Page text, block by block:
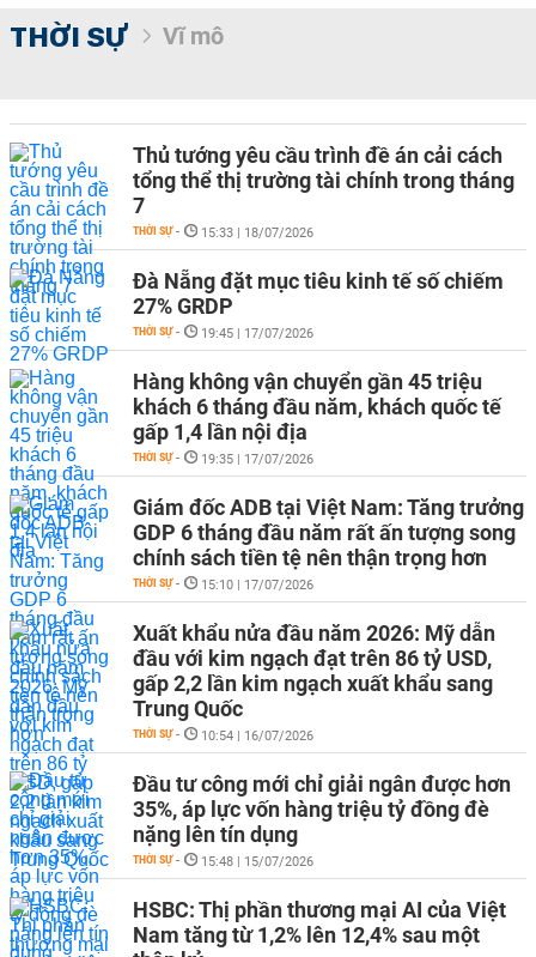
THỜI SỰ Vĩ mô
Thủ tướng yêu cầu trình đề án cải cách
tổng thể thị trường tài chính trong tháng
7
THỜI SỰ - 15:33 | 18/07/2026
Đà Nẵng đặt mục tiêu kinh tế số chiếm
27% GRDP
THỜI SỰ - 19:45 | 17/07/2026
Hàng không vận chuyển gần 45 triệu
khách 6 tháng đầu năm, khách quốc tế
gấp 1,4 lần nội địa
THỜI SỰ - 19:35 | 17/07/2026
Giám đốc ADB tại Việt Nam: Tăng trưởng
GDP 6 tháng đầu năm rất ấn tượng song
chính sách tiền tệ nên thận trọng hơn
THỜI SỰ - 15:10 | 17/07/2026
Xuất khẩu nửa đầu năm 2026: Mỹ dẫn
đầu với kim ngạch đạt trên 86 tỷ USD,
gấp 2,2 lần kim ngạch xuất khẩu sang
Trung Quốc
THỜI SỰ - 10:54 | 16/07/2026
Đầu tư công mới chỉ giải ngân được hơn
35%, áp lực vốn hàng triệu tỷ đồng đè
nặng lên tín dụng
THỜI SỰ - 15:48 | 15/07/2026
HSBC: Thị phần thương mại AI của Việt
Nam tăng từ 1,2% lên 12,4% sau một